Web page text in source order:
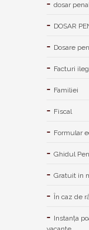
dosar
DOSAR
Dosare
Facturi
Familiei
Fiscal
Formular
Ghidul
Gratuit in
În caz de
Instanța